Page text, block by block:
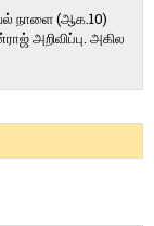
நாளை (ஆக.10)
அறிவிப்பு. அகில